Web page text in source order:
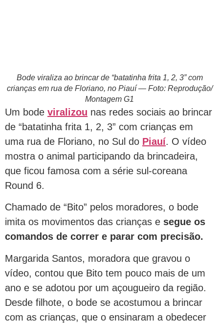
Bode viraliza ao brincar de “batatinha frita 1, 2, 3” com
crianças em rua de Floriano, no Piauí — Foto: Reprodução/
Montagem G1
Um bode viralizou nas redes sociais ao brincar
de “batatinha frita 1, 2, 3” com crianças em
uma rua de Floriano, no Sul do Piauí. O vídeo
mostra o animal participando da brincadeira,
que ficou famosa com a série sul-coreana
Round 6.
Chamado de “Bito” pelos moradores, o bode
imita os movimentos das crianças e segue os
comandos de correr e parar com precisão.
Margarida Santos, moradora que gravou o
vídeo, contou que Bito tem pouco mais de um
ano e se adotou por um açougueiro da região.
Desde filhote, o bode se acostumou a brincar
com as crianças, que o ensinaram a obedecer